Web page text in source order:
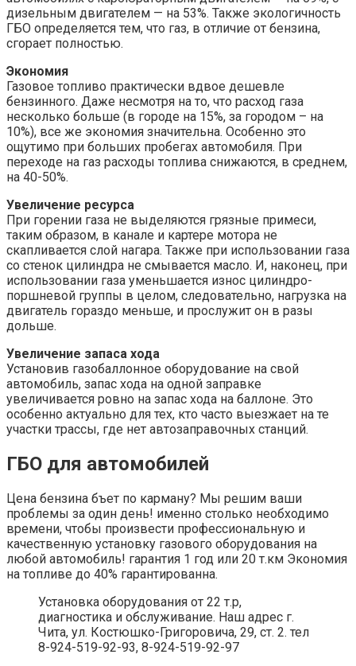
дизельным двигателем — на 53%. Также экологичность
ГБО определяется тем, что газ, в отличие от бензина,
сгорает полностью.
Экономия
Газовое топливо практически вдвое дешевле
бензинного. Даже несмотря на то, что расход газа
несколько больше (в городе на 15%, за городом – на
10%), все же экономия значительна. Особенно это
ощутимо при больших пробегах автомобиля. При
переходе на газ расходы топлива снижаются, в среднем,
на 40-50%.
Увеличение ресурса
При горении газа не выделяются грязные примеси,
таким образом, в канале и картере мотора не
скапливается слой нагара. Также при использовании газа
со стенок цилиндра не смывается масло. И, наконец, при
использовании газа уменьшается износ цилиндро-
поршневой группы в целом, следовательно, нагрузка на
двигатель гораздо меньше, и прослужит он в разы
дольше.
Увеличение запаса хода
Установив газобаллонное оборудование на свой
автомобиль, запас хода на одной заправке
увеличивается ровно на запас хода на баллоне. Это
особенно актуально для тех, кто часто выезжает на те
участки трассы, где нет автозаправочных станций.
ГБО для автомобилей
Цена бензина бъет по карману? Мы решим ваши
проблемы за один день! именно столько необходимо
времени, чтобы произвести профессиональную и
качественную установку газового оборудования на
любой автомобиль! гарантия 1 год или 20 т.км Экономия
на топливе до 40% гарантированна.
Установка оборудования от 22 т.р,
диагностика и обслуживание. Наш адрес г.
Чита, ул. Костюшко-Григоровича, 29, ст. 2. тел
8-924-519-92-93, 8-924-519-92-97